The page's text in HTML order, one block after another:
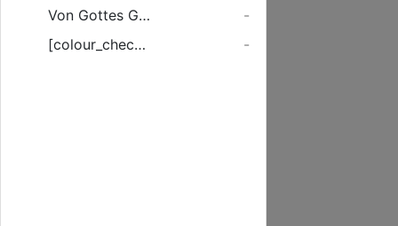
Von Gottes Gnaden/ Carl Leopold/ ...
-
[colour_checker]
-